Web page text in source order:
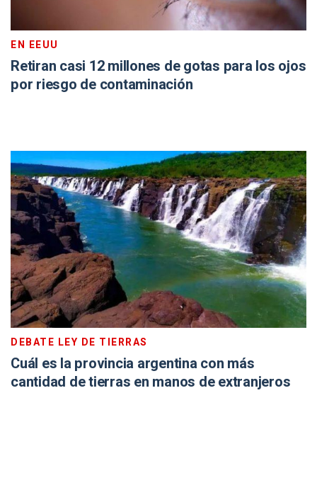
EN EEUU
Retiran casi 12 millones de gotas para los ojos
por riesgo de contaminación
DEBATE LEY DE TIERRAS
Cuál es la provincia argentina con más
cantidad de tierras en manos de extranjeros